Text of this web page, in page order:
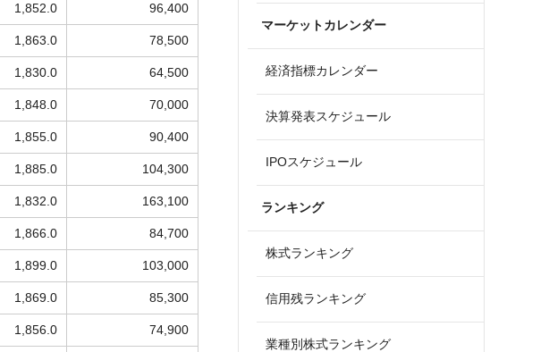
1,852.0 96,400
1,863.0 78,500
1,830.0 64,500
1,848.0 70,000
1,855.0 90,400
1,885.0 104,300
1,832.0 163,100
1,866.0 84,700
1,899.0 103,000
1,869.0 85,300
1,856.0 74,900
マーケットカレンダー
経済指標カレンダー
決算発表スケジュール
IPOスケジュール
ランキング
株式ランキング
信用残ランキング
業種別株式ランキング